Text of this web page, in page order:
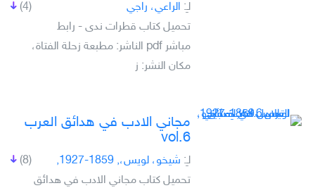
(4) لـِ: الراعي، راجي
تحميل كتاب قطرات ندى - رابط
مباشر pdf الناشر: مطبعة زحلة الفتاة،
مكان النشر: ز
مجاني الادب في هدائق العرب
vol.6
(8) لـِ: شيخو، لويس،, 1859-1927,
تحميل كتاب مجاني الادب في هدائق